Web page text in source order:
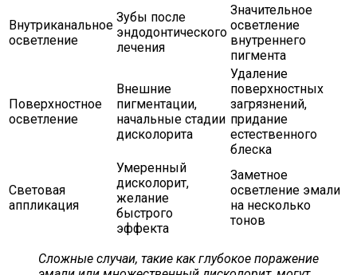
Внутриканальное
осветление
Зубы после
эндодонтического
лечения
Значительное
осветление
внутреннего
пигмента
Поверхностное
осветление
Внешние
пигментации,
начальные стадии
дисколорита
Удаление
поверхностных
загрязнений,
придание
естественного
блеска
Световая
аппликация
Умеренный
дисколорит,
желание
быстрого
эффекта
Заметное
осветление эмали
на несколько
тонов
Сложные случаи, такие как глубокое поражение